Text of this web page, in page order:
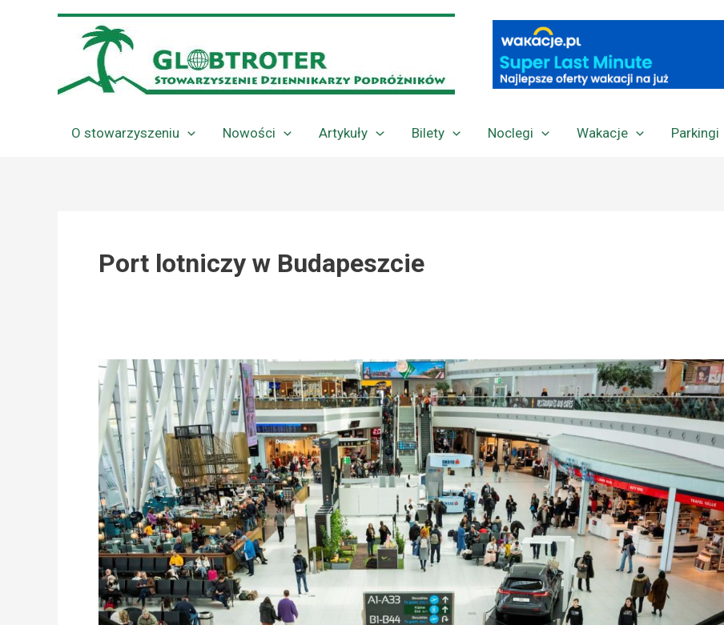
O stowarzyszeniu Nowości Artykuły Bilety Noclegi Wakacje Parkingi
Port lotniczy w Budapeszcie
BUDAPESZT:
75
LAT
PORTU
LOTNICZEGO